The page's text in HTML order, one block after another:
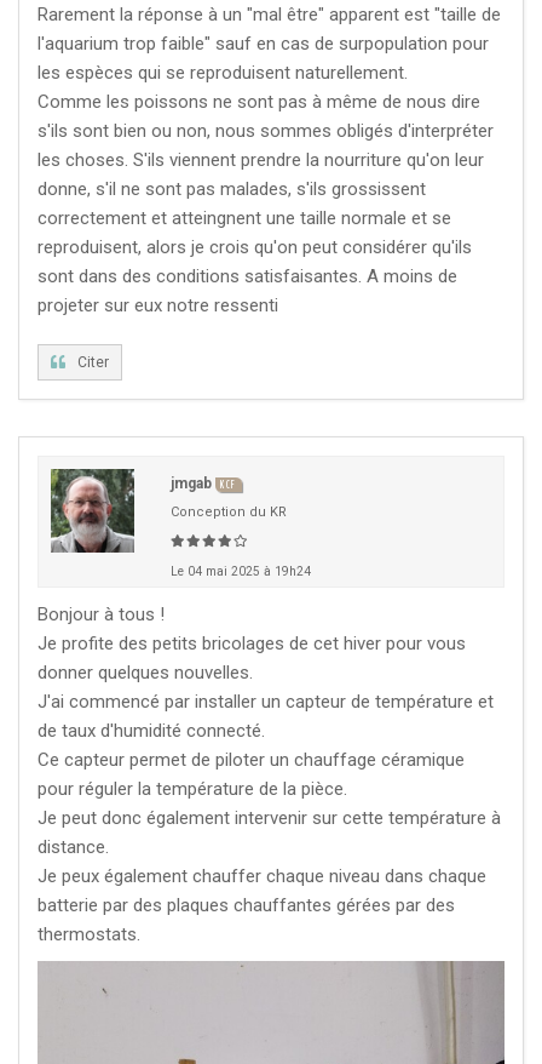
Rarement la réponse à un "mal être" apparent est "taille de
l'aquarium trop faible" sauf en cas de surpopulation pour
les espèces qui se reproduisent naturellement.
Comme les poissons ne sont pas à même de nous dire
s'ils sont bien ou non, nous sommes obligés d'interpréter
les choses. S'ils viennent prendre la nourriture qu'on leur
donne, s'il ne sont pas malades, s'ils grossissent
correctement et atteingnent une taille normale et se
reproduisent, alors je crois qu'on peut considérer qu'ils
sont dans des conditions satisfaisantes. A moins de
projeter sur eux notre ressenti
Citer
jmgab KCF
Conception du KR
Le 04 mai 2025 à 19h24
Bonjour à tous !
Je profite des petits bricolages de cet hiver pour vous
donner quelques nouvelles.
J'ai commencé par installer un capteur de température et
de taux d'humidité connecté.
Ce capteur permet de piloter un chauffage céramique
pour réguler la température de la pièce.
Je peut donc également intervenir sur cette température à
distance.
Je peux également chauffer chaque niveau dans chaque
batterie par des plaques chauffantes gérées par des
thermostats.